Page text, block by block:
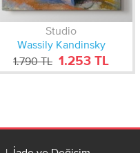
Studio
Wassily Kandinsky
1.790 TL 1.253 TL